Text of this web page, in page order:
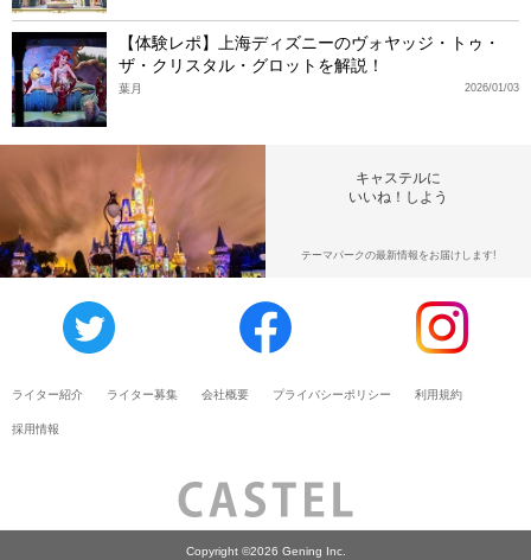
【体験レポ】上海ディズニーのヴォヤッジ・トゥ・
ザ・クリスタル・グロットを解説！
2026/01/03
葉月
キャステルに
いいね！しよう
テーマパークの最新情報をお届けします!
ライター紹介 ライター募集 会社概要 プライバシーポリシー 利用規約
採用情報
Copyright ©2026 Gening Inc.